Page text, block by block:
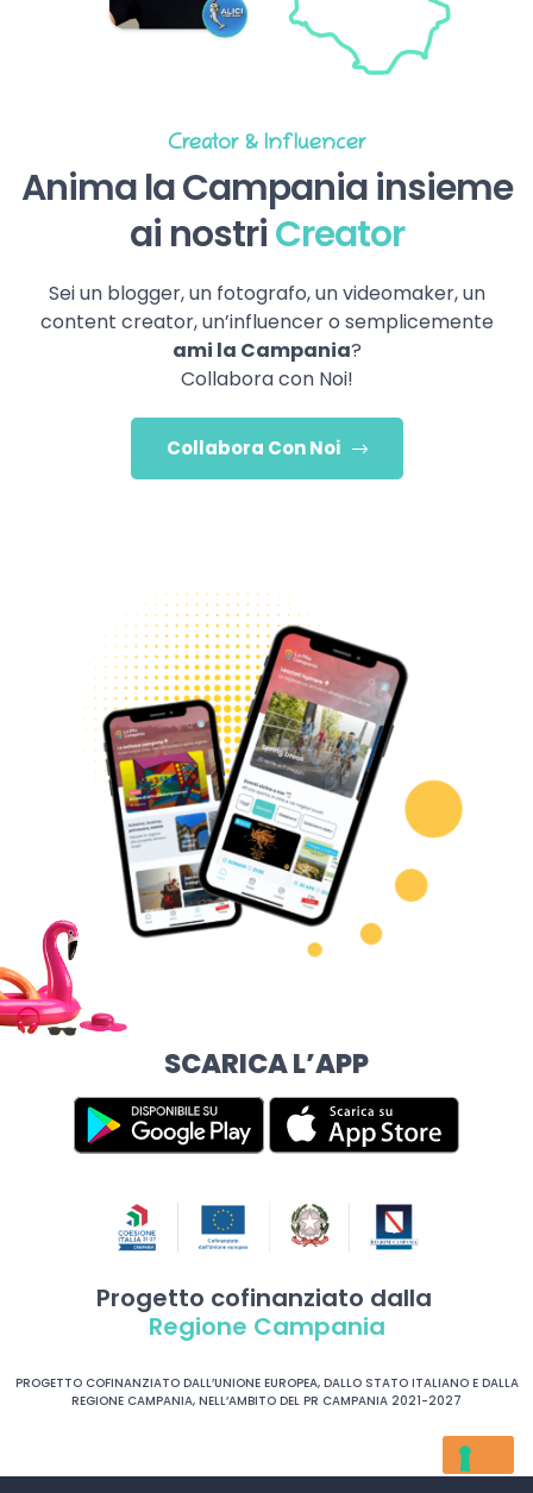
Creator & Influencer
Anima la Campania insieme
ai nostriCreator
Sei un blogger, un fotografo, un videomaker, un
content creator, un’influencer o semplicemente
ami la Campania?
Collabora con Noi!
Collabora Con Noi
SCARICA L’APP
Progetto cofinanziato dalla
Regione Campania
PROGETTO COFINANZIATO DALL’UNIONE EUROPEA, DALLO STATO ITALIANO E DALLA
REGIONE CAMPANIA, NELL’AMBITO DEL PR CAMPANIA 2021-2027